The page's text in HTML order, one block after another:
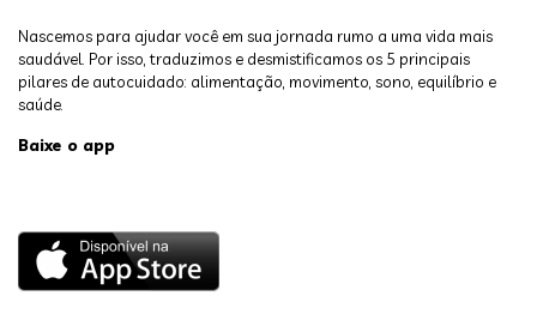
Nascemos para ajudar você em sua jornada rumo a uma vida mais
saudável. Por isso, traduzimos e desmistificamos os 5 principais
pilares de autocuidado: alimentação, movimento, sono, equilíbrio e
saúde.
Baixe o app